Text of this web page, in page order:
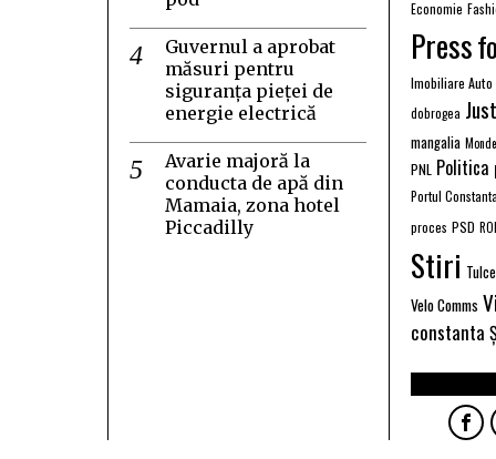
Guvernul a aprobat
măsuri pentru
siguranța pieței de
energie electrică
Avarie majoră la
conducta de apă din
Mamaia, zona hotel
Piccadilly
Economie
Press
Imobiliare Auto
dobrogea
mangalia
PNL Politica
Portul
proces PSD
Stiri
Velo Comms
constanta